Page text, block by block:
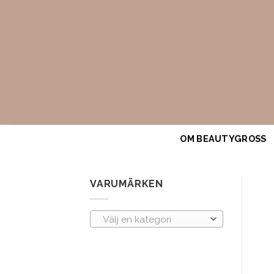
OM BEAUTYGROSS
VARUMÄRKEN
Välj en kategori